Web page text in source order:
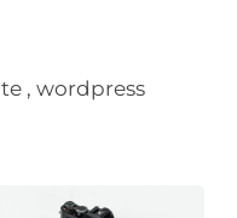
,wordpress